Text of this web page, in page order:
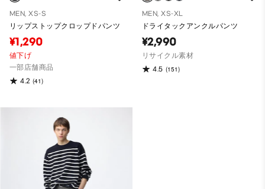
MEN, XS-S
リップストップクロップドパンツ
¥1,290
値下げ
一部店舗商品
4.2 (41)
MEN, XS-XL
ドライタックアンクルパンツ
¥2,990
リサイクル素材
4.5 (151)